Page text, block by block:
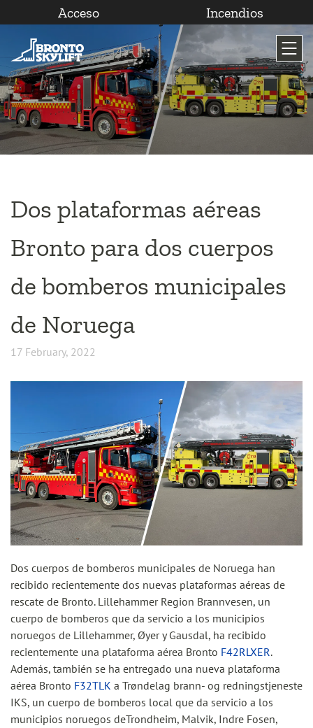
contenido
Acceso Incendios
Dos plataformas aéreas
Bronto para dos cuerpos
de bomberos municipales
de Noruega
17 February, 2022
Dos cuerpos de bomberos municipales de Noruega han
recibido recientemente dos nuevas plataformas aéreas de
rescate de Bronto. Lillehammer Region Brannvesen, un
cuerpo de bomberos que da servicio a los municipios
noruegos de Lillehammer, Øyer y Gausdal, ha recibido
recientemente una plataforma aérea Bronto F42RLXER.
Además, también se ha entregado una nueva plataforma
aérea Bronto F32TLK a Trøndelag brann- og redningstjeneste
IKS, un cuerpo de bomberos local que da servicio a los
municipios noruegos deTrondheim, Malvik, Indre Fosen,